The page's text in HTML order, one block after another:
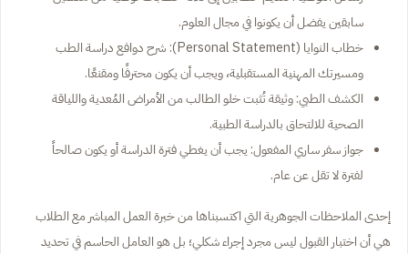
سابقين يفضل أن يكونوا في مجال العلوم.
خطاب النوايا (Personal Statement): شرح دوافع دراسة الطب
ومسيرتك المهنية المستقبلية، ويجب أن يكون محترفًا ومقنعًا.
الكشف الطبي: وثيقة تُثبت خلو الطالب من الأمراض المُعدية واللياقة
الصحية للالتحاق بالدراسة الطبية.
جواز سفر ساري المفعول: يجب أن يغطي فترة الدراسة أو يكون صالحاً
لفترة لا تقل عن عام.
إحدى الملاحظات الجوهرية التي اكتسبناها من خبرة العمل المباشر مع الطلاب
هي أن اختبار القبول ليس مجرد إجراء شكلي؛ بل هو العامل الحاسم في تحديد